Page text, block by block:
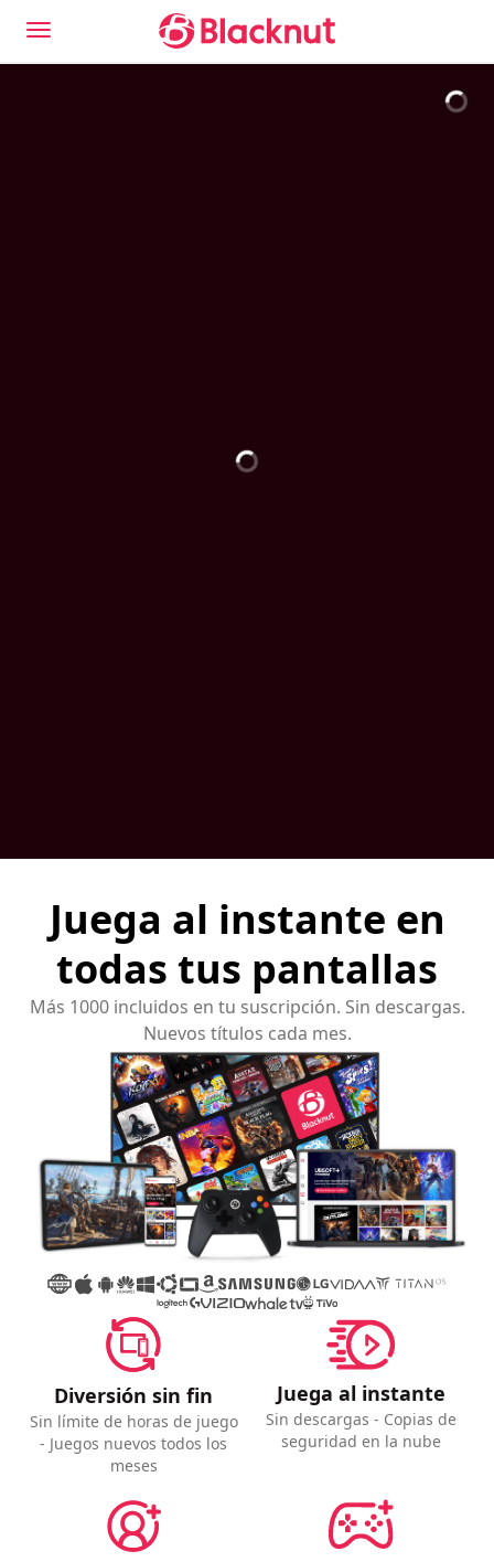
Descubre la experiencia del Blacknut Cloud Gaming
Juega al instante en
todas tus pantallas
Más 1000 incluidos en tu suscripción. Sin descargas.
Nuevos títulos cada mes.
Diversión sin fin
Sin límite de horas de juego
- Juegos nuevos todos los
meses
Juega al instante
Sin descargas - Copias de
seguridad en la nube